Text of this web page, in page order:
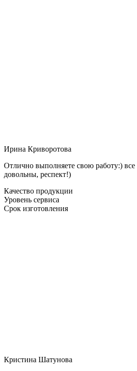
Ирина Криворотова
Отлично выполняете свою работу:) все
довольны, респект!)
Качество продукции
Уровень сервиса
Срок изготовления
Кристина Шатунова